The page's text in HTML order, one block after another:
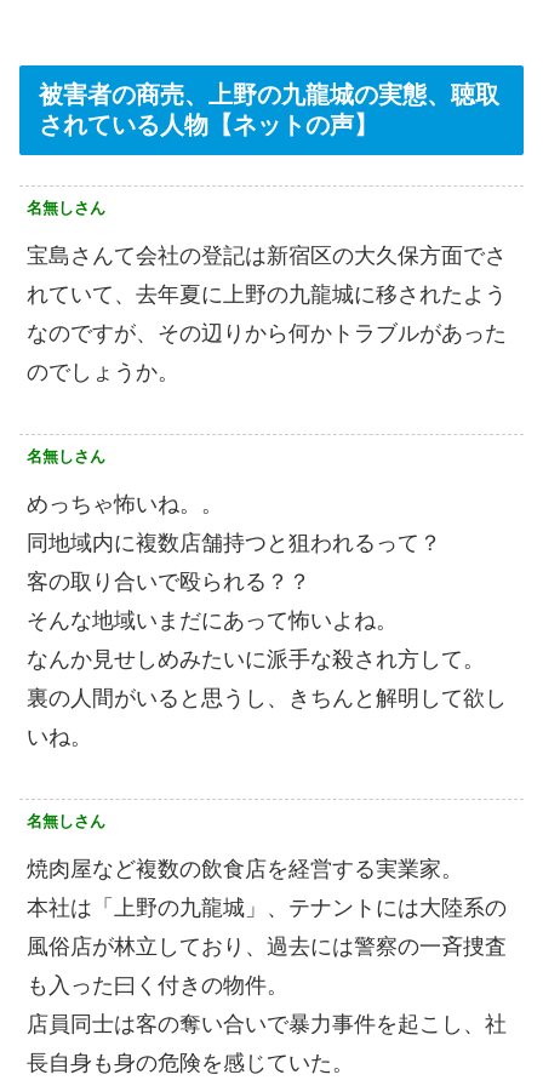
被害者の商売、上野の九龍城の実態、聴取
されている人物【ネットの声】
名無しさん
宝島さんて会社の登記は新宿区の大久保方面でさ
れていて、去年夏に上野の九龍城に移されたよう
なのですが、その辺りから何かトラブルがあった
のでしょうか。
名無しさん
めっちゃ怖いね。。
同地域内に複数店舗持つと狙われるって？
客の取り合いで殴られる？？
そんな地域いまだにあって怖いよね。
なんか見せしめみたいに派手な殺され方して。
裏の人間がいると思うし、きちんと解明して欲し
いね。
名無しさん
焼肉屋など複数の飲食店を経営する実業家。
本社は「上野の九龍城」、テナントには大陸系の
風俗店が林立しており、過去には警察の一斉捜査
も入った曰く付きの物件。
店員同士は客の奪い合いで暴力事件を起こし、社
長自身も身の危険を感じていた。